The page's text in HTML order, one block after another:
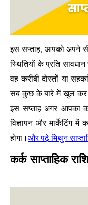
इस सप्ताह, आपको अपने
स्थितियों के प्रति
वह करीबी दोस्तों या
सब कुछ के बारे में खुल कर
इस सप्ताह अगर आपका
विज्ञापन और मार्केटिंग में
होगा। और पढ़े मिथुन
कर्क साप्ताहिक